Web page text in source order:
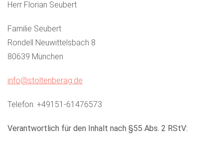
Herr Florian Seubert
Familie Seubert
Rondell Neuwittelsbach 8
80639 München
info@stoltenberag.de
Telefon: +49151-61476573
Verantwortlich für den Inhalt nach §55 Abs. 2 RStV: